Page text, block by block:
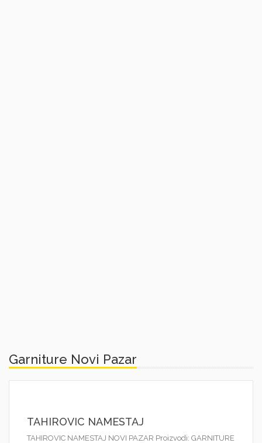
Garniture Novi Pazar
TAHIROVIC NAMESTAJ
TAHIROVIC NAMESTAJ NOVI PAZAR Proizvodi: GARNITURE